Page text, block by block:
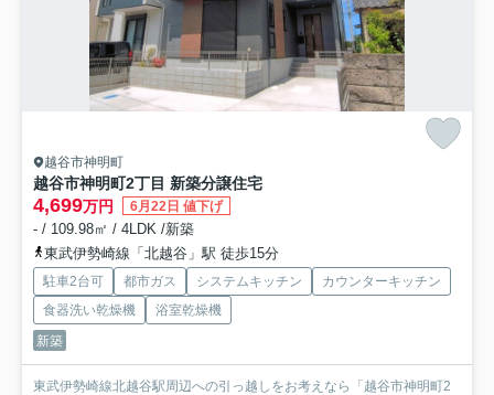
越谷市神明町
越谷市神明町2丁目 新築分譲住宅
4,699万円 6月22日 値下げ
- / 109.98㎡ / 4LDK /新築
東武伊勢崎線「北越谷」駅 徒歩15分
駐車2台可 都市ガス システムキッチン
カウンターキッチン
食器洗い乾燥機
浴室乾燥機
新築
東武伊勢崎線北越谷駅周辺への引っ越しをお考えなら「越谷市神明町2